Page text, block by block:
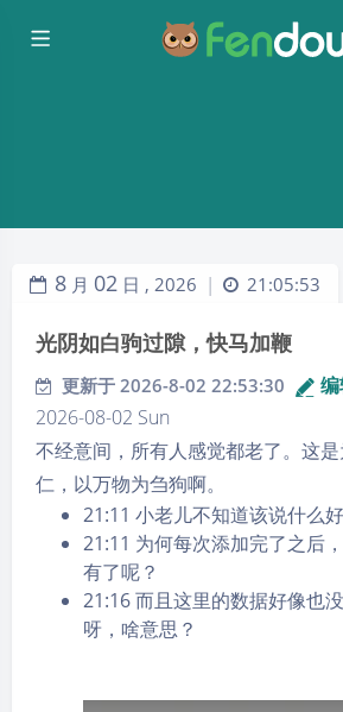
8 月 02 日 , 2026 | 21:05:53
光阴如白驹过隙，快马加鞭
更新于 2026-8-02 22:53:30
2026-08-02 Sun
不经意间，所有人感觉都老了。这
仁，以万物为刍狗啊。
21:11 小老儿不知道该说什么好
21:11 为何每次添加完了之后
有了呢？
21:16 而且这里的数据好像也
呀，啥意思？